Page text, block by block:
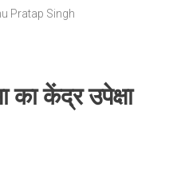
Pratap Singh
का केंद्र उपेक्षा